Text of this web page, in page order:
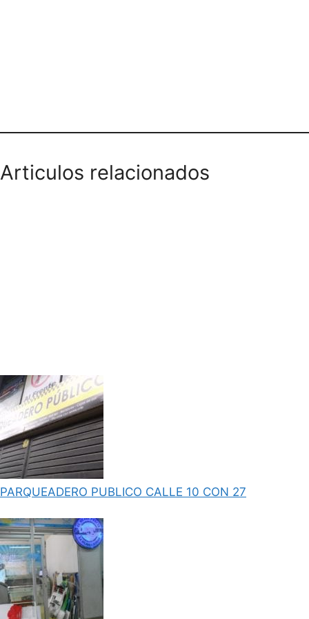
Articulos relacionados
PARQUEADERO PUBLICO CALLE 10 CON 27